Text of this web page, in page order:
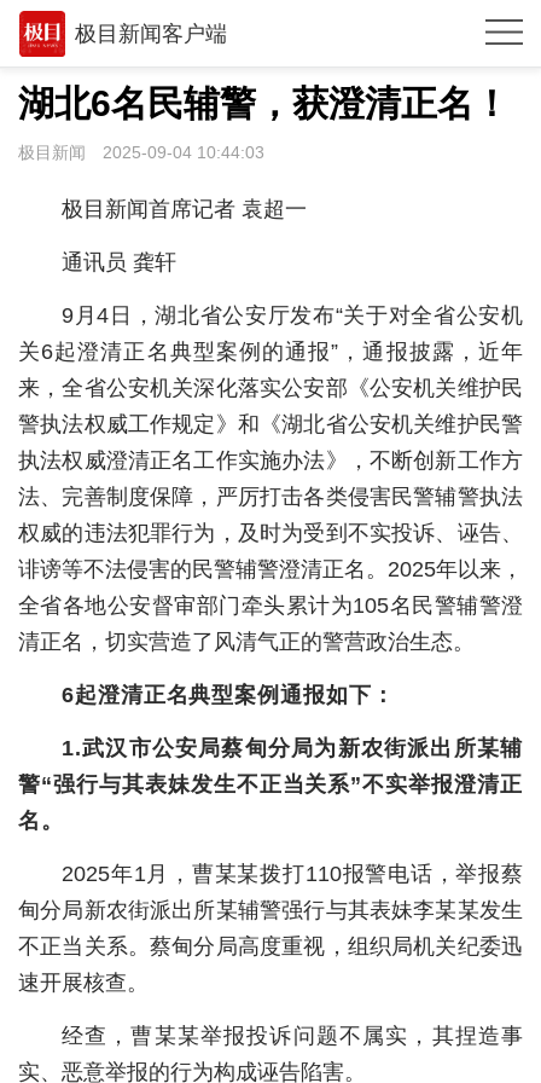
极目新闻客户端
推荐
观点
世相
环球
专题
极客圈
经济
城建
科教
健康
相亲
汽车
房产
消费
创意
文化
湖北6名民辅警，获澄清正名！
极目新闻 2025-09-04 10:44:03
极目新闻首席记者 袁超一
通讯员 龚轩
9月4日，湖北省公安厅发布“关于对全省公安机
关6起澄清正名典型案例的通报”，通报披露，近年
来，全省公安机关深化落实公安部《公安机关维护民
警执法权威工作规定》和《湖北省公安机关维护民警
执法权威澄清正名工作实施办法》，不断创新工作方
法、完善制度保障，严厉打击各类侵害民警辅警执法
权威的违法犯罪行为，及时为受到不实投诉、诬告、
诽谤等不法侵害的民警辅警澄清正名。2025年以来，
全省各地公安督审部门牵头累计为105名民警辅警澄
清正名，切实营造了风清气正的警营政治生态。
6起澄清正名典型案例通报如下：
1.武汉市公安局蔡甸分局为新农街派出所某辅
警“强行与其表妹发生不正当关系”不实举报澄清正
名。
2025年1月，曹某某拨打110报警电话，举报蔡
甸分局新农街派出所某辅警强行与其表妹李某某发生
不正当关系。蔡甸分局高度重视，组织局机关纪委迅
速开展核查。
经查，曹某某举报投诉问题不属实，其捏造事
实、恶意举报的行为构成诬告陷害。